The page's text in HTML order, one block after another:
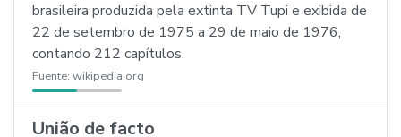
brasileira produzida pela extinta TV Tupi e exibida de
22 de setembro de 1975 a 29 de maio de 1976,
contando 212 capítulos.
Fuente: wikipedia.org
União de facto